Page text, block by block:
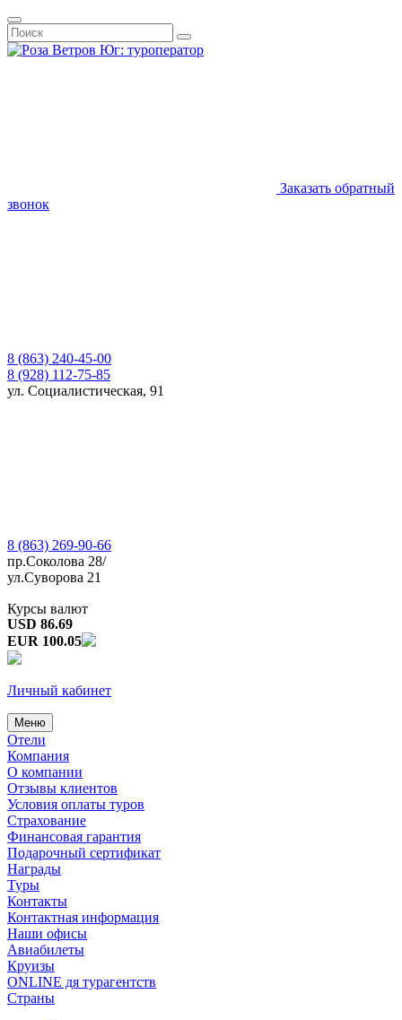
Заказать обратный
звонок
8 (863) 240-45-00
8 (928) 112-75-85
ул. Социалистическая, 91
8 (863) 269-90-66
пр.Соколова 28/
ул.Суворова 21
Курсы валют
USD 86.69
EUR 100.05
Личный кабинет
Меню
Отели
Компания
О компании
Отзывы клиентов
Условия оплаты туров
Страхование
Финансовая гарантия
Подарочный сертификат
Награды
Туры
Контакты
Контактная информация
Наши офисы
Авиабилеты
Круизы
ONLINE дя турагентств
Страны